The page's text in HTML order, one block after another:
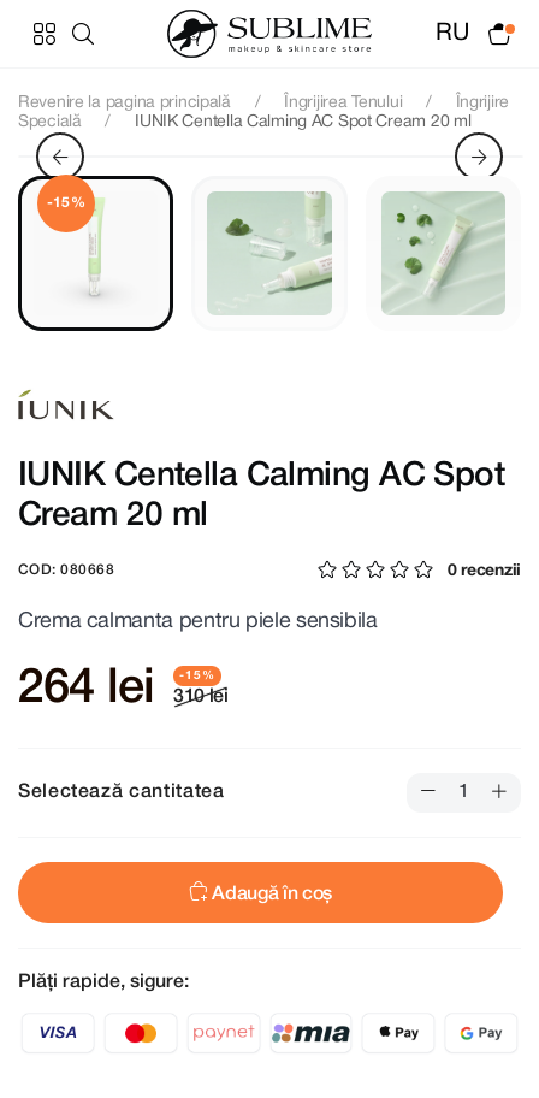
RU
Revenire la pagina principală Îngrijirea Tenului
Îngrijire
Specială
IUNIK Centella Calming AC Spot Cream 20 ml
-15%
IUNIK Centella Calming AC Spot
Cream 20 ml
COD: 080668 0 recenzii
Crema calmanta pentru piele sensibila
264 lei 310 lei
Selectează cantitatea
Adaugă în coș
Plăți rapide, sigure: